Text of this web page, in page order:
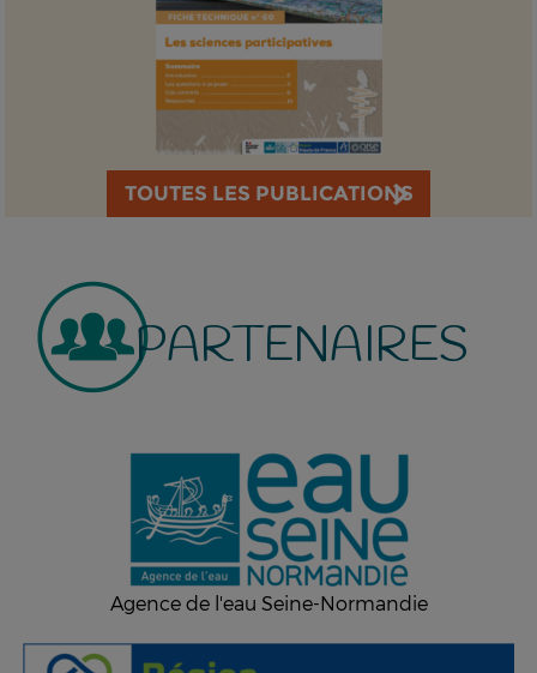
TOUTES LES PUBLICATIONS
PARTENAIRES
Agence de l'eau Seine-Normandie